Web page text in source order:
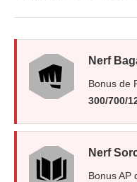
Nerf
Bonus de
300/700/
Nerf
Bonus AP